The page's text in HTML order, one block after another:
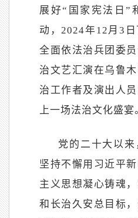
展好“国家宪法日”
动，2024年12月3
全面依法治兵团委
治文艺汇演在乌鲁
治工作者及演出人
上一场法治文化盛宴
党的二十大以
坚持不懈用习近平
主义思想凝心铸魂
和长治久安总目标，